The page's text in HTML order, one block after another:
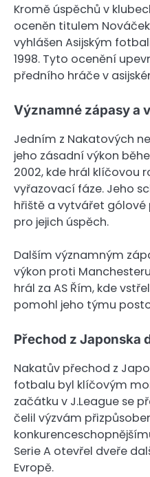
Kromě úspěchů v
oceněn titulem
vyhlášen Asijským
1998. Tyto ocenění
předního hráče v
Významné zápasy a
Jedním z Nakatových
jeho zásadní výkon
2002, kde hrál klíčovou
vyřazovací fáze. Jeho
hřiště a vytvářet
pro jejich úspěch.
Dalším významným
výkon proti
hrál za AS Řím, kde
pomohl jeho týmu
Přechod z Japonska
Nakatův přechod z
fotbalu byl klíčovým
začátku v J.League se
čelil výzvám
Serie A otevřel dveře
Evropě.